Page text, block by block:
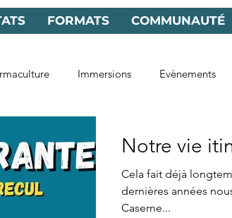
FORMATS COMMUNAUTÉ
Immersions Evènements
Notre vie
Cela fait déjà
dernières années
Caserne...